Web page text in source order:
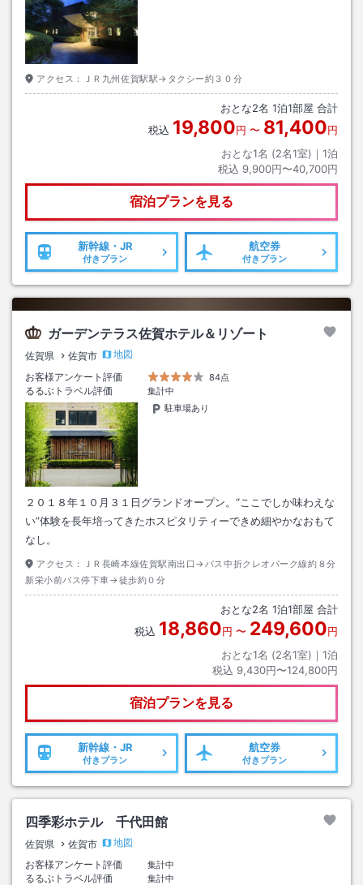
アクセス： ＪＲ九州佐賀駅駅→タクシー約３０分
おとな2名 1泊1部屋 合計
税込 19,800円 〜 81,400円
おとな1名 (2名1室)｜ 1泊
税込 9,900円〜40,700円
宿泊プランを見る
新幹線・JR
付きプラン
航空券
付きプラン
ガーデンテラス佐賀ホテル＆リゾート
佐賀県 佐賀市
地図
お客様アンケート評価
84点
るるぶトラベル評価
集計中
駐車場あり
２０１８年１０月３１日グランドオープン。“ここでしか味わえな
い”体験を長年培ってきたホスピタリティーできめ細やかなおもて
なし。
アクセス：
ＪＲ長崎本線佐賀駅南出口→バス中折クレオパーク線約８分
新栄小前バス停下車→徒歩約０分
おとな2名 1泊1部屋 合計
税込 18,860円 〜 249,600円
おとな1名 (2名1室)｜ 1泊
税込 9,430円〜124,800円
宿泊プランを見る
新幹線・JR
付きプラン
航空券
付きプラン
四季彩ホテル 千代田館
佐賀県 佐賀市
地図
お客様アンケート評価
集計中
るるぶトラベル評価
集計中